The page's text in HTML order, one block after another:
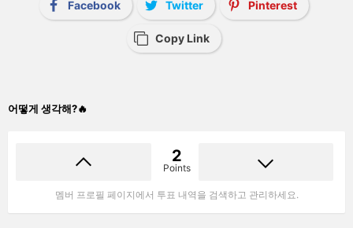
Facebook Twitter Pinterest
Copy Link
어떻게 생각해?🔥
2
Points
멤버 프로필 페이지에서 투표 내역을 검색하고 관리하세요.